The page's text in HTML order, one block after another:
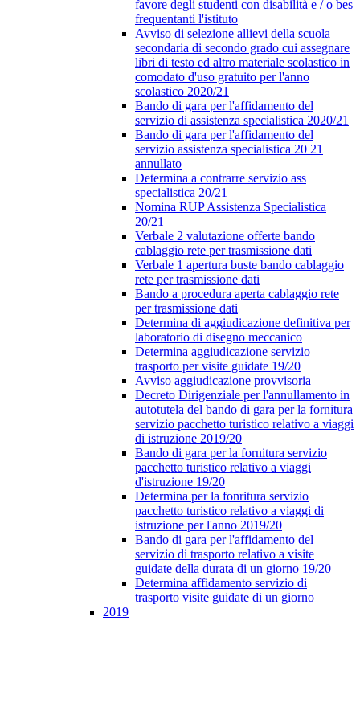
favore degli studenti con disabilità e / o bes
frequentanti l'istituto
Avviso di selezione allievi della scuola
secondaria di secondo grado cui assegnare
libri di testo ed altro materiale scolastico in
comodato d'uso gratuito per l'anno
scolastico 2020/21
Bando di gara per l'affidamento del
servizio di assistenza specialistica 2020/21
Bando di gara per l'affidamento del
servizio assistenza specialistica 20 21
annullato
Determina a contrarre servizio ass
specialistica 20/21
Nomina RUP Assistenza Specialistica
20/21
Verbale 2 valutazione offerte bando
cablaggio rete per trasmissione dati
Verbale 1 apertura buste bando cablaggio
rete per trasmissione dati
Bando a procedura aperta cablaggio rete
per trasmissione dati
Determina di aggiudicazione definitiva per
laboratorio di disegno meccanico
Determina aggiudicazione servizio
trasporto per visite guidate 19/20
Avviso aggiudicazione provvisoria
Decreto Dirigenziale per l'annullamento in
autotutela del bando di gara per la fornitura
servizio pacchetto turistico relativo a viaggi
di istruzione 2019/20
Bando di gara per la fornitura servizio
pacchetto turistico relativo a viaggi
d'istruzione 19/20
Determina per la fonritura servizio
pacchetto turistico relativo a viaggi di
istruzione per l'anno 2019/20
Bando di gara per l'affidamento del
servizio di trasporto relativo a visite
guidate della durata di un giorno 19/20
Determina affidamento servizio di
trasporto visite guidate di un giorno
2019